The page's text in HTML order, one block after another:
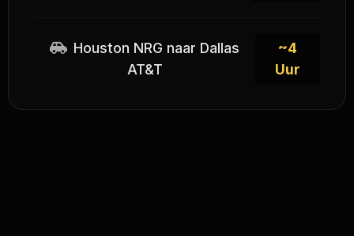
Houston NRG naar Dallas
AT&T
~4
Uur